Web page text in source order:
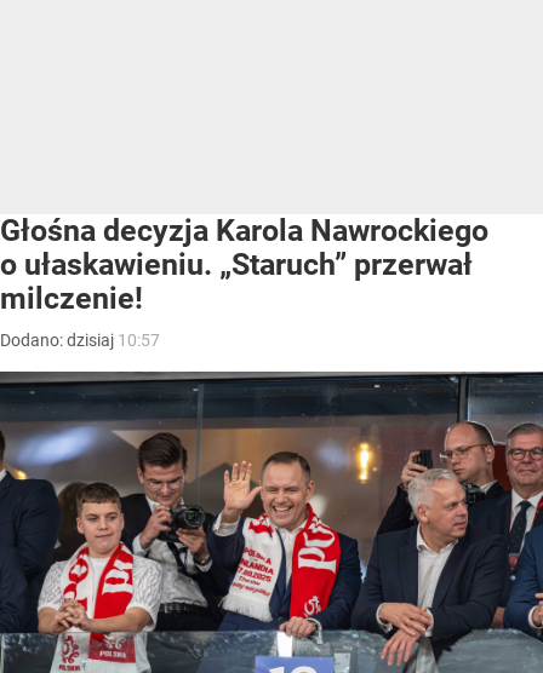
Głośna decyzja Karola Nawrockiego
o ułaskawieniu. „Staruch” przerwał
milczenie!
Dodano:dzisiaj 10:57